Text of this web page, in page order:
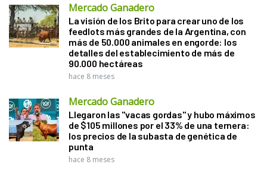
Mercado Ganadero
La visión de los Brito para crear uno de los
feedlots más grandes de la Argentina, con
más de 50.000 animales en engorde: los
detalles del establecimiento de más de
90.000 hectáreas
hace 8 meses
Mercado Ganadero
Llegaron las "vacas gordas" y hubo máximos
de $105 millones por el 33% de una ternera:
los precios de la subasta de genética de
punta
hace 8 meses